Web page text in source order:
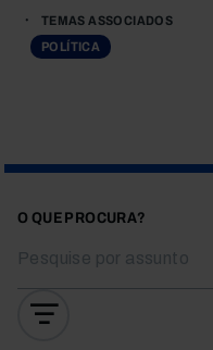
TEMAS ASSOCIADOS
POLÍTICA
O QUE PROCURA?